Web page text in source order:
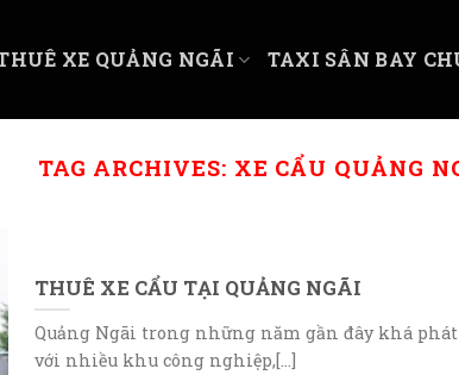
XE QUẢNG NGÃI TAXI SÂN BAY
TAG ARCHIVES: XE CẨU QUẢNG
THUÊ XE CẨU TẠI QUẢNG NGÃI
Quảng Ngãi trong những năm gần đây khá
với nhiều khu công nghiệp,[...]